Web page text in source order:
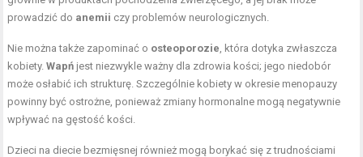
prowadzić do anemii czy problemów neurologicznych.
Nie można także zapominać o osteoporozie , która dotyka zwłaszcza
kobiety.Wapń jest niezwykle ważny dla zdrowia kości; jego niedobór
może osłabić ich strukturę. Szczególnie kobiety w okresie menopauzy
powinny być ostrożne, ponieważ zmiany hormonalne mogą negatywnie
wpływać na gęstość kości.
Dzieci na diecie bezmięsnej również mogą borykać się z trudnościami